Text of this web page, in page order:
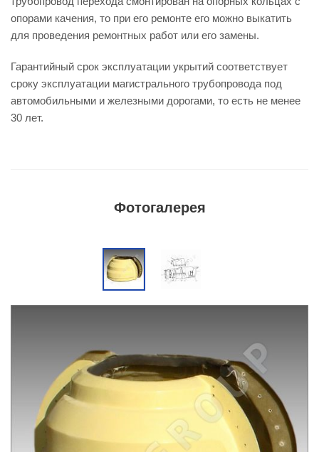
опорами качения, то при его ремонте его можно выкатить
для проведения ремонтных работ или его замены.
Гарантийный срок эксплуатации укрытий соответствует
сроку эксплуатации магистрального трубопровода под
автомобильными и железными дорогами, то есть не менее
30 лет.
Фотогалерея